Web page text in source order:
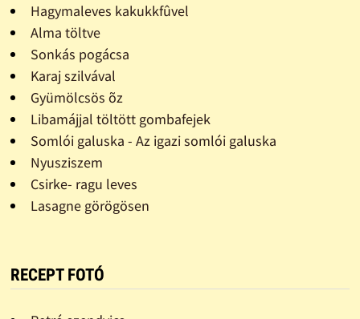
Hagymaleves kakukkfûvel
Alma töltve
Sonkás pogácsa
Karaj szilvával
Gyümölcsös õz
Libamájjal töltött gombafejek
Somlói galuska - Az igazi somlói galuska
Nyusziszem
Csirke- ragu leves
Lasagne görögösen
RECEPT FOTÓ